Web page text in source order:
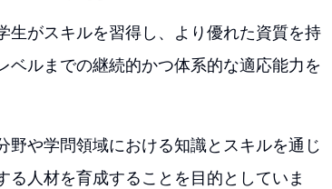
生がスキルを習得し、より優れた資質を持
ルまでの継続的かつ体系的な適応能力を
野や学問領域における知識とスキルを通じ
人材を育成することを目的としていま